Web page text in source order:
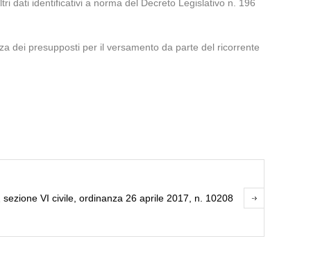
dati identificativi a norma del Decreto Legislativo n. 196
dei presupposti per il versamento da parte del ricorrente
VI civile, ordinanza 26 aprile 2017, n. 10208